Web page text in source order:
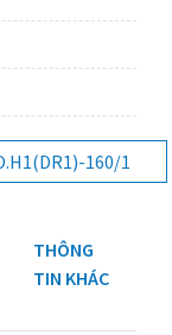
160/1
THÔNG
TIN KHÁC